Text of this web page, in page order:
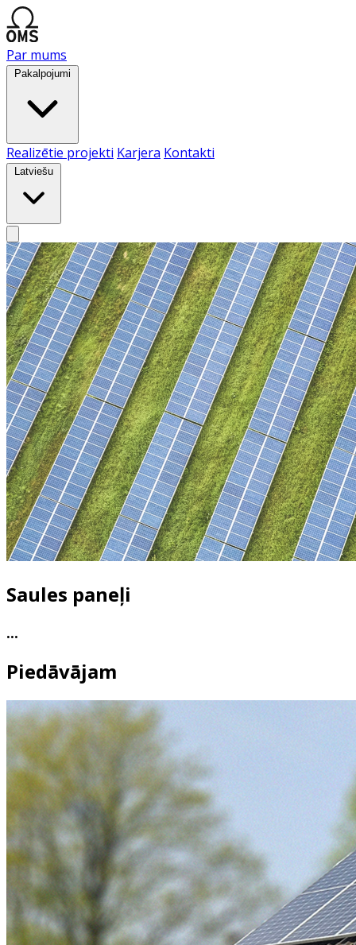
Par mums
Pakalpojumi
Realizētie projekti Karjera Kontakti
Latviešu
Saules paneļi
...
Piedāvājam